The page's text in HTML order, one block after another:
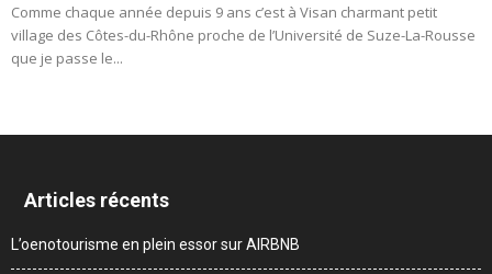
Comme chaque année depuis 9 ans c’est à Visan charmant petit
village des Côtes-du-Rhône proche de l’Université de Suze-La-Rousse
que je passe le...
Articles récents
L’oenotourisme en plein essor sur AIRBNB